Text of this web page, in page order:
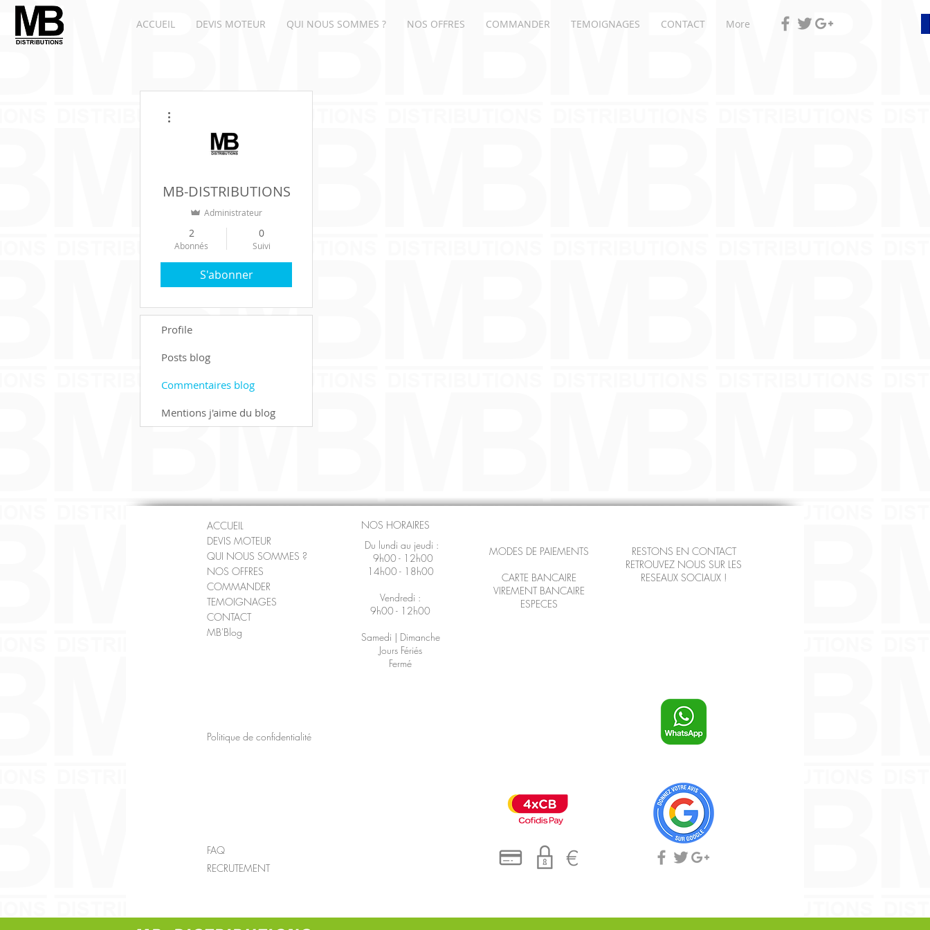
ACCUEIL DEVIS MOTEUR QUI NOUS SOMMES ? NOS OFFRES COMMANDER TEMOIGNAGES CONTACT More
MB-DISTRIBUTIONS
Administrateur
2
Abonnés
0
Suivi
S'abonner
Profile
Posts blog
Commentaires blog
Mentions j'aime du blog
ACCUEIL
DEVIS MOTEUR
QUI NOUS SOMMES ?
NOS OFFRES
COMMANDER
TEMOIGNAGES
CONTACT
MB'Blog
NOS HORAIRES
Du lundi au jeudi :
9h00 - 12h00
14h00 - 18h00
Vendredi :
9h00 - 12h00
Samedi | Dimanche
Jours Fériés
Fermé
MODES DE PAIEMENTS
CARTE BANCAIRE
VIREMENT BANCAIRE
ESPECES
RESTONS EN CONTACT
RETROUVEZ NOUS SUR LES
RESEAUX SOCIAUX !
Politique de confidentialité
FAQ
RECRUTEMENT